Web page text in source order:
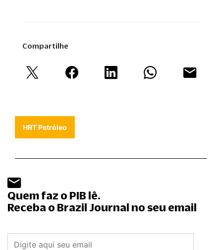
Compartilhe
HRT Petróleo
Quem faz o PIB lê.
Receba o Brazil Journal no seu email